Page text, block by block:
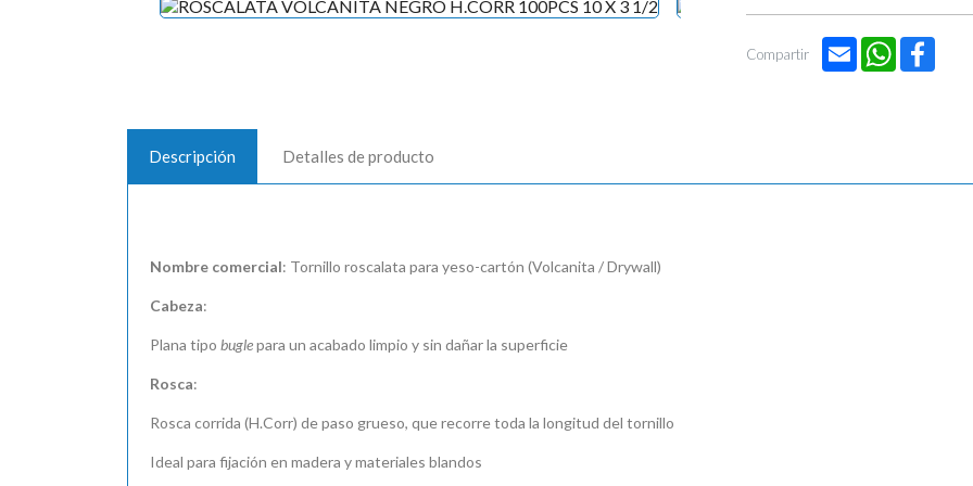
Compartir Email WhatsApp
Descripción Detalles de producto
Nombre comercial: Tornillo roscalata para yeso-cartón (Volcanita / Drywall)
Cabeza:
Plana tipo buglepara un acabado limpio y sin dañar la superficie
Rosca:
Rosca corrida (H.Corr) de paso grueso, que recorre toda la longitud del tornillo
Ideal para fijación en madera y materiales blandos